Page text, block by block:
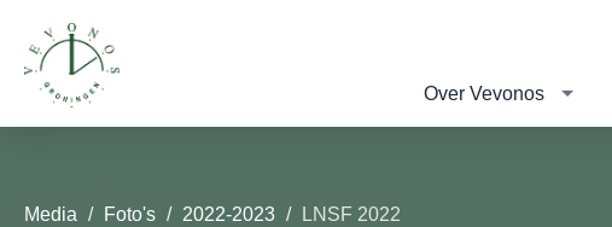
Over Vevonos
Media Foto's 2022-2023 LNSF 2022